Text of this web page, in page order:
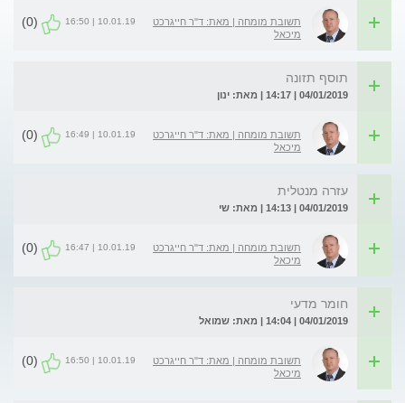
תשובת מומחה | מאת: ד"ר חייגרכט
מיכאל
10.01.19 | 16:50
(0)
תוסף תזונה
04/01/2019 | 14:17 | מאת: ינון
תשובת מומחה | מאת: ד"ר חייגרכט
מיכאל
10.01.19 | 16:49
(0)
עזרה מנטלית
04/01/2019 | 14:13 | מאת: שי
תשובת מומחה | מאת: ד"ר חייגרכט
מיכאל
10.01.19 | 16:47
(0)
חומר מדעי
04/01/2019 | 14:04 | מאת: שמואל
תשובת מומחה | מאת: ד"ר חייגרכט
מיכאל
10.01.19 | 16:50
(0)